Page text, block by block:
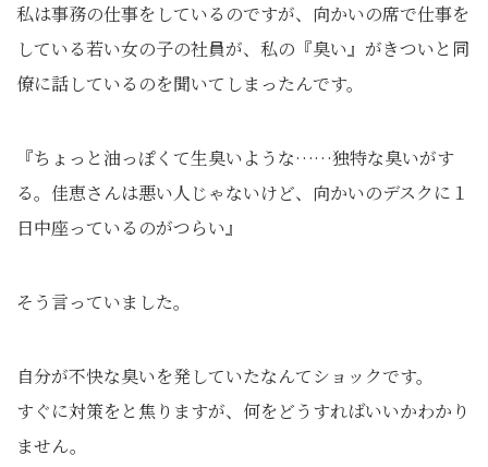
私は事務の仕事をしているのですが、向かいの席で仕事を
している若い女の子の社員が、私の『臭い』がきついと同
僚に話しているのを聞いてしまったんです。
『ちょっと油っぽくて生臭いような……独特な臭いがす
る。佳恵さんは悪い人じゃないけど、向かいのデスクに１
日中座っているのがつらい』
そう言っていました。
自分が不快な臭いを発していたなんてショックです。
すぐに対策をと焦りますが、何をどうすればいいかわかり
ません。